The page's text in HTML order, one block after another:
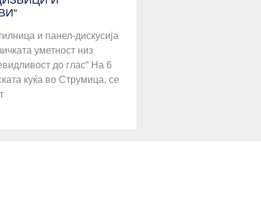
и панел-дискусија
уметност низ
до глас“ На 6
куќа во Струмица, се